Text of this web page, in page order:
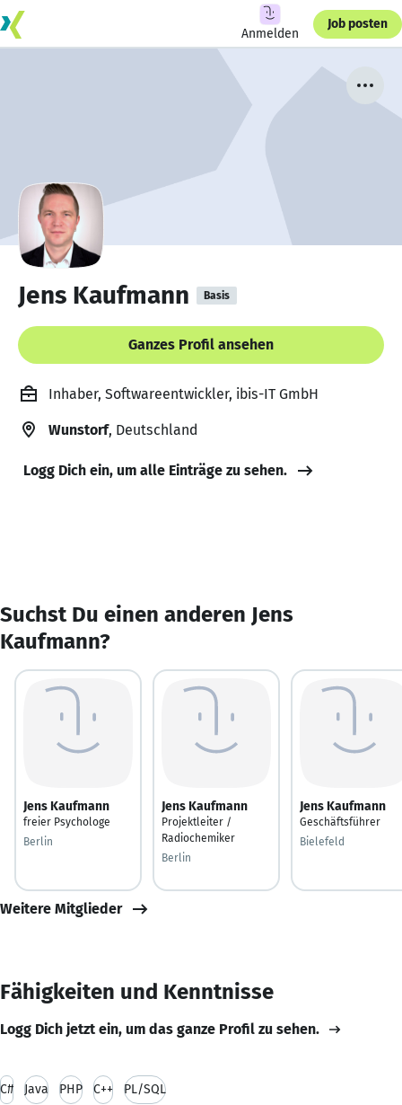
Anmelden
Job posten
Jens Kaufmann Basis
Ganzes Profil ansehen
Inhaber, Softwareentwickler, ibis-IT GmbH
Wunstorf, Deutschland
Logg Dich ein, um alle Einträge zu sehen.
Suchst Du einen anderen Jens
Kaufmann?
Jens Kaufmann
freier Psychologe
Berlin
Jens Kaufmann
Projektleiter /
Radiochemiker
Berlin
Jens Kaufmann
Geschäftsführer
Bielefeld
Weitere Mitglieder
Fähigkeiten und Kenntnisse
Logg Dich jetzt ein, um das ganze Profil zu sehen.
C# Java PHP C++ PL/SQL